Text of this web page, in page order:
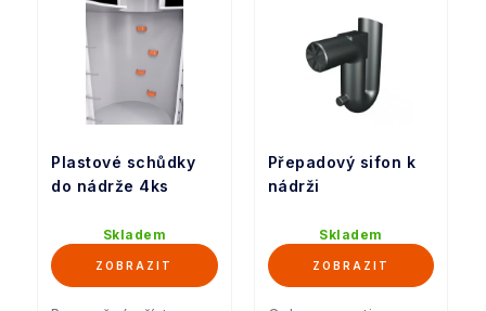
Plastové schůdky
do nádrže 4ks
Skladem
Přepadový sifon k
nádrži
Skladem